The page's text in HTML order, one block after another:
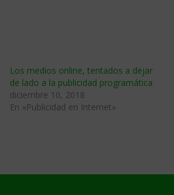
Los medios online, tentados a dejar
de lado a la publicidad programática
diciembre 10, 2018
En «Publicidad en Internet»